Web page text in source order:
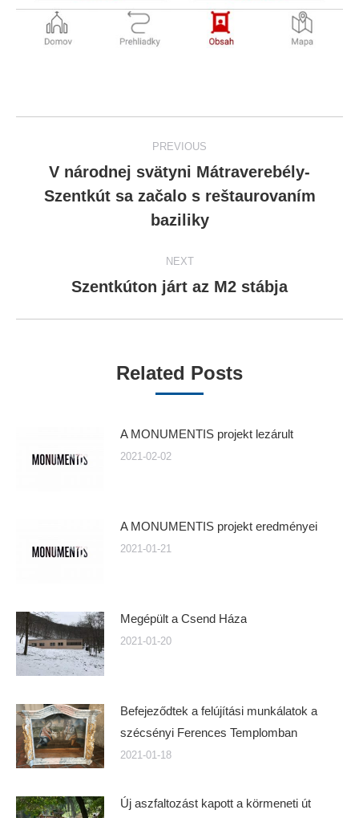
navigation
PREVIOUS
Previous
post:
V národnej svätyni Mátraverebély-
Szentkút sa začalo s reštaurovaním
baziliky
NEXT
Next
Szentkúton járt az M2 stábja
Related Posts
A MONUMENTIS projekt lezárult
2021-02-02
A MONUMENTIS projekt eredményei
2021-01-21
Megépült a Csend Háza
2021-01-20
Befejeződtek a felújítási munkálatok a
szécsényi Ferences Templomban
2021-01-18
Új aszfaltozást kapott a körmeneti út